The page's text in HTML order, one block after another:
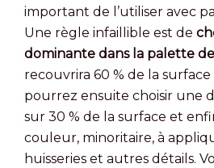
important de l’utiliser avec
Une règle infaillible est de
dominante dans la palette
recouvrira 60 % de la surface
pourrez ensuite choisir une
sur 30 % de la surface et
couleur, minoritaire, à
huisseries et autres détails.